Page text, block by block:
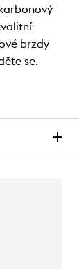
brzdy
se.